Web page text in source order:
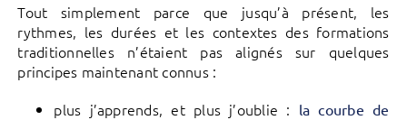
Tout simplement parce que jusqu’à présent, les
rythmes, les durées et les contextes des formations
traditionnelles n’étaient pas alignés sur quelques
principes maintenant connus :
plus j’apprends, et plus j’oublie : la courbe de